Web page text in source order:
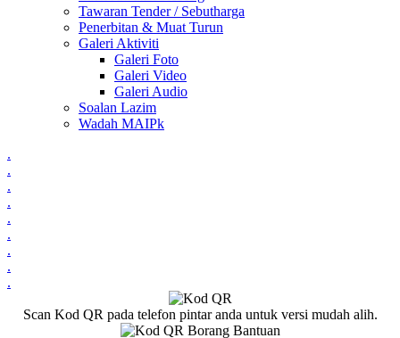
Tawaran Tender / Sebutharga
Penerbitan & Muat Turun
Galeri Aktiviti
Galeri Foto
Galeri Video
Galeri Audio
Soalan Lazim
Wadah MAIPk
.
.
.
.
.
.
.
.
.
Scan Kod QR pada telefon pintar anda untuk versi mudah alih.